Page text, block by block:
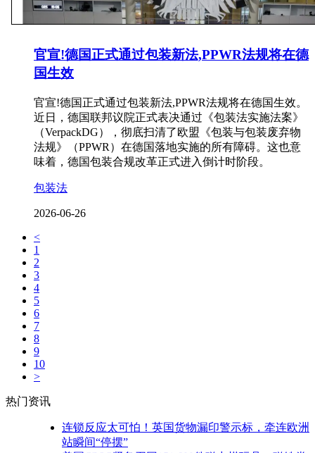
官宣!德国正式通过包装新法,PPWR法规将在德
国生效
官宣!德国正式通过包装新法,PPWR法规将在德国生效。
近日，德国联邦议院正式表决通过《包装法实施法案》
（VerpackDG），彻底扫清了欧盟《包装与包装废弃物
法规》（PPWR）在德国落地实施的所有障碍。这也意
味着，德国包装合规改革正式进入倒计时阶段。
包装法
2026-06-26
<
1
2
3
4
5
6
7
8
9
10
>
热门资讯
连锁反应太可怕！英国货物漏印警示标，牵连欧洲
站瞬间“停摆”